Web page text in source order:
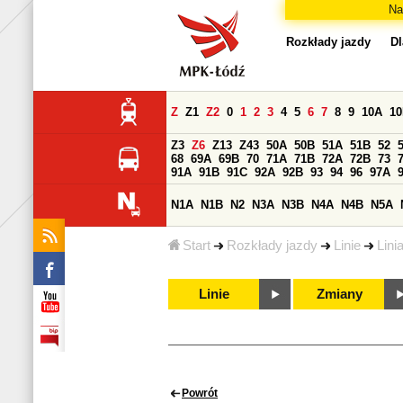
Start Rozkłady jazdy Linie
Rozkłady jazdy
Z Z1 Z2 0 1 2 3 4 5 6 7 8 9 10A
Z3 Z6 Z13 Z43 50A 50B 51A 51B 52
68 69A 69B 70 71A 71B 72A 72B 73
91A 91B 91C 92A 92B 93 94 96 97A
N1A N1B N2 N3A N3B N4A N4B N5A
Linie Zmiany
Powrót